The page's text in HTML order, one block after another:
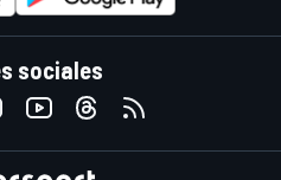
sociales